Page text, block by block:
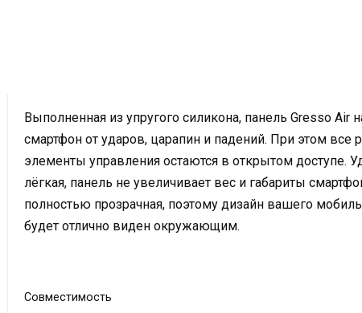
Выполненная из упругого силикона, панель Gresso
смартфон от ударов, царапин и падений. При этом все
элементы управления остаются в открытом доступе.
лёгкая, панель не увеличивает вес и габариты
полностью прозрачная, поэтому дизайн вашего
будет отлично виден окружающим.
Совместимость